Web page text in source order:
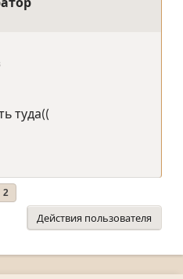
туда((
2
Действия пользователя